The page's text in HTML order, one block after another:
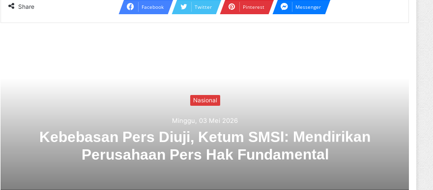
Share Facebook Twitter Pinterest Messenger
Sabtu, 07 Maret 2026
SMSI Usulkan Verifikasi Media Deserahkan Pada
Organisasi Media, Ketua Dewan Pers : Siap